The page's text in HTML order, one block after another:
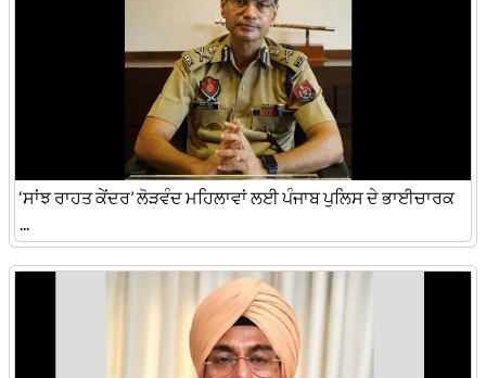
‘ਸਾਂਝ ਰਾਹਤ ਕੇਂਦਰ’ ਲੋੜਵੰਦ ਮਹਿਲਾਵਾਂ ਲਈ ਪੰਜਾਬ ਪੁਲਿਸ ਦੇ ਭਾਈਚਾਰਕ
...